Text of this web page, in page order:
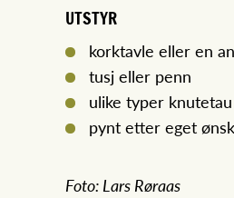
UTSTYR
korktavle eller en
tusj eller penn
ulike typer knutetau
pynt etter eget
Foto: Lars Røraas